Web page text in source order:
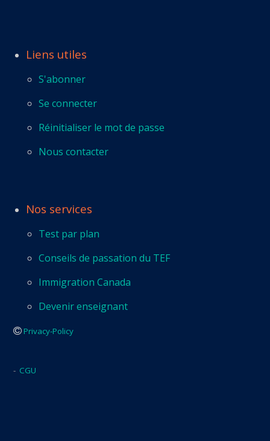
Liens utiles
S'abonner
Se connecter
Réinitialiser le mot de passe
Nous contacter
Nos services
Test par plan
Conseils de passation du TEF
Immigration Canada
Devenir enseignant
Privacy-Policy
- CGU